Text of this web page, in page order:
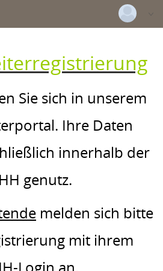
Login
Sie sich in unserem
Ihre Daten
innerhalb der
genutz.
melden sich bitte
mit ihrem